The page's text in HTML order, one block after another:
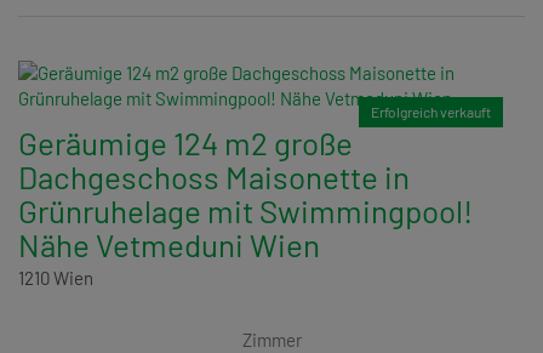
Erfolgreich verkauft
Geräumige 124 m2 große
Dachgeschoss Maisonette in
Grünruhelage mit Swimmingpool!
Nähe Vetmeduni Wien
1210 Wien
Zimmer